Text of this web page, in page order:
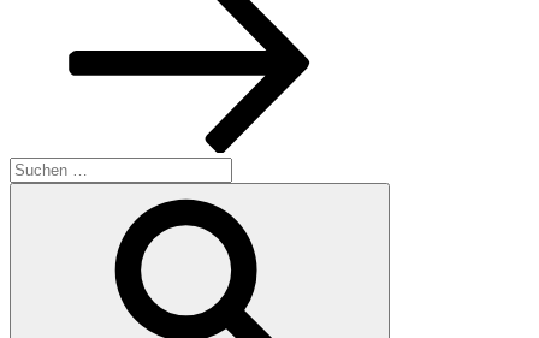
Suchen
nach: